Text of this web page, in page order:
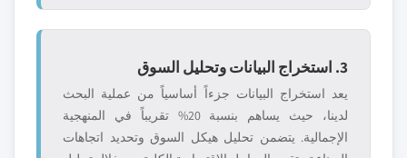
3. استخراج البيانات وتحليل السوق
يعد استخراج البيانات جزءاً أساسياً من عملية البحث
لدينا، حيث يساهم بنسبة 20% تقريباً في المنهجية
الإجمالية. يتضمن تحليل هيكل السوق وتحديد اتجاهات